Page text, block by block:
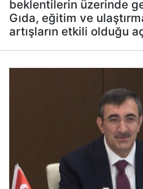
beklentilerin üzerinde
Gıda, eğitim ve
artışların etkili olduğu